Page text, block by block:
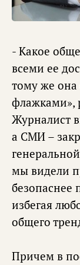
- Какое
всеми ее
тому же
флажками»,
Журналист
а СМИ –
мы видели
безопаснее
избегая
общего
Причем в